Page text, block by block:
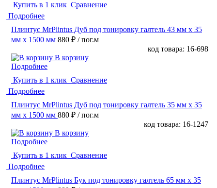
Купить в 1 клик Сравнение
Подробнее
Плинтус MrPlintus Дуб под тонировку галтель 43 мм х 35
мм х 1500 мм 880 ₽ / пог.м
код товара: 16-698
В корзину
Подробнее
Купить в 1 клик Сравнение
Подробнее
Плинтус MrPlintus Дуб под тонировку галтель 35 мм х 35
мм х 1500 мм 880 ₽ / пог.м
код товара: 16-1247
В корзину
Подробнее
Купить в 1 клик Сравнение
Подробнее
Плинтус MrPlintus Бук под тонировку галтель 65 мм х 35